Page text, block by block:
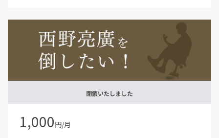
閉鎖いたしました
1,000円/月